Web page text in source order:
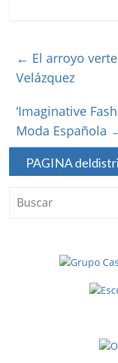
← El arroyo
Velázquez
‘Imaginative
Moda Española
PAGINA